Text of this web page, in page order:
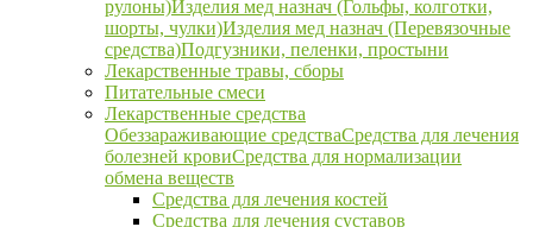
рулоны)Изделия мед назнач (Гольфы, колготки,
шорты, чулки)Изделия мед назнач (Перевязочные
средства)Подгузники, пеленки, простыни
Лекарственные травы, сборы
Питательные смеси
Лекарственные средства
Обеззараживающие средстваСредства для лечения
болезней кровиСредства для нормализации
обмена веществ
Средства для лечения костей
Средства для лечения суставов